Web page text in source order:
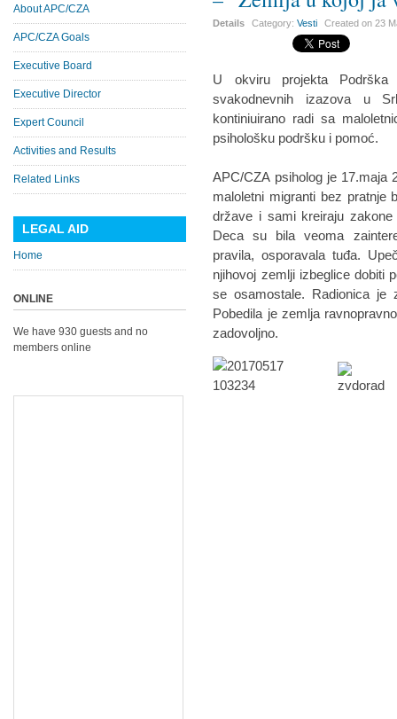
Details Category:Vesti Created on23
U okviru projekta Podrška
svakodnevnih izazova u
kontiniuirano radi sa
psihološku podršku i pomoć.
APC/CZA psiholog je 17.maja
maloletni migranti bez pratnje
države i sami kreiraju
Deca su bila veoma
pravila, osporavala tuđa.
njihovoj zemlji izbeglice dobiti
se osamostale. Radionica
Pobedila je zemlja
zadovoljno.
About APC/CZA
APC/CZA Goals
Executive Board
Executive Director
Expert Council
Activities and Results
Related Links
LEGAL AID
Home
ONLINE
We have 930 guests and no
members online